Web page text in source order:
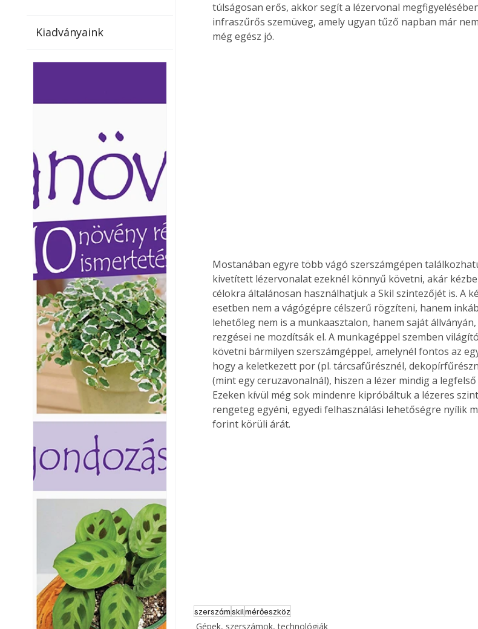
az otthonában, útközben vagy
elérhetők lapszámaink. Bárhol,
számítógépen, okostelefonon
vagy táblagépen. Kényelmesen
az otthonában, útközben vagy
nyaralás, pihenés alatt is
Kiadványaink
túlságosan erős, akkor segít a lézervonal
infraszűrős szemüveg, amely ugyan tűző napban már
még egész jó.
Mostanában egyre több vágó szerszámgépen
kivetített lézervonalat ezeknél könnyű követni, akár
célokra általánosan használhatjuk a Skil szintezőjét is. A
esetben nem a vágógépre célszerű rögzíteni, hanem
lehetőleg nem is a munkaasztalon, hanem saját
rezgései ne mozdítsák el. A munkagéppel szemben
követni bármilyen szerszámgéppel, amelynél fontos az
hogy a keletkezett por (pl. tárcsafűrésznél,
(mint egy ceruzavonalnál), hiszen a lézer mindig a
Ezeken kívül még sok mindenre kipróbáltuk a lézeres
rengeteg egyéni, egyedi felhasználási lehetőségre nyílik
forint körüli árát.
szerszámskilmérőeszköz
Gépek, szerszámok, technológiák